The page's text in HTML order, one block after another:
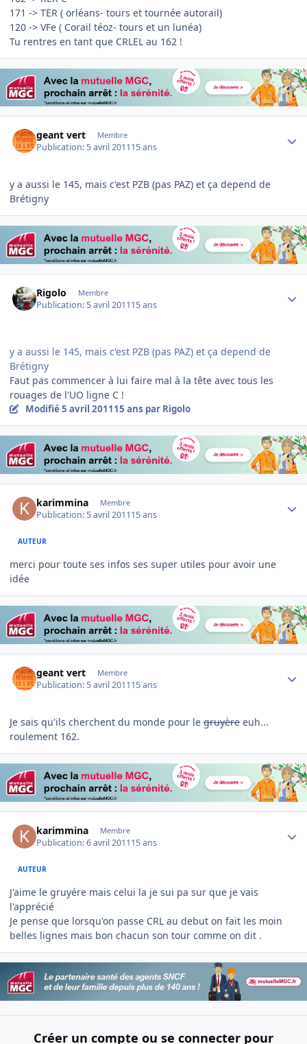
171 -> TER ( orléans- tours et tournée autorail)
120 -> VFe ( Corail téoz- tours et un lunéa)
Tu rentres en tant que CRLEL au 162 !
geant vert Membre
Publication: 5 avril 201115 ans
y a aussi le 145, mais c'est PZB (pas PAZ) et ça depend de
Brétigny
Rigolo Membre
Publication: 5 avril 201115 ans
y a aussi le 145, mais c'est PZB (pas PAZ) et ça depend de
Brétigny
Faut pas commencer à lui faire mal à la tête avec tous les
rouages de l'UO ligne C !
Modifié5 avril 201115 ans par Rigolo
karimmina Membre
Publication: 5 avril 201115 ans
AUTEUR
merci pour toute ses infos ses super utiles pour avoir une
idée
geant vert Membre
Publication: 5 avril 201115 ans
Je sais qu'ils cherchent du monde pour le gruyère euh...
roulement 162.
karimmina Membre
Publication:6 avril 201115 ans
AUTEUR
J'aime le gruyére mais celui la je sui pa sur que je vais
l'apprécié
Je pense que lorsqu'on passe CRL au debut on fait les moin
belles lignes mais bon chacun son tour comme on dit .
Créer un compte ou se connecter pour